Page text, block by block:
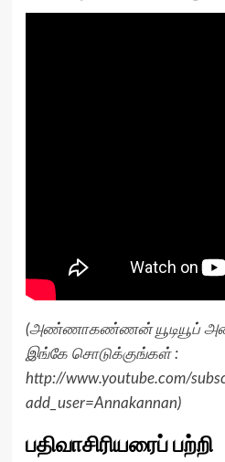
(அண்ணாகண்ணன் யூடியூப்
இங்கே சொடுக்குங்கள் :
http://www.youtube.com/
add_user=Annakannan)
பதிவாசிரியரைப் பற்றி